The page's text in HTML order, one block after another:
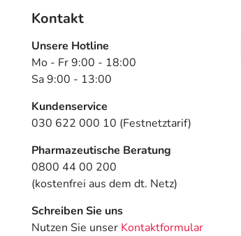
Kontakt
Unsere Hotline
Mo - Fr 9:00 - 18:00
Sa 9:00 - 13:00
Kundenservice
030 622 000 10 (Festnetztarif)
Pharmazeutische Beratung
0800 44 00 200
(kostenfrei aus dem dt. Netz)
Schreiben Sie uns
Nutzen Sie unser Kontaktformular